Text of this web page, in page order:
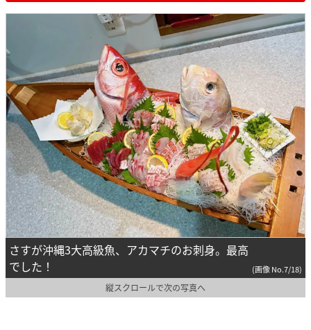
さすが沖縄3大高級魚、アカマチのお刺身。最高
でした！
(画像 No.7/18)
縦スクロールで次の写真へ